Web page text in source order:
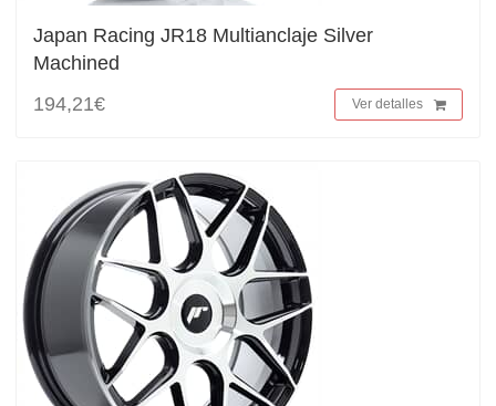
Japan Racing JR18 Multianclaje Silver
Machined
194,21€
Ver detalles